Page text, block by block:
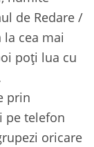
de Redare /
la cea mai
poți lua cu
prin
pe telefon
oricare